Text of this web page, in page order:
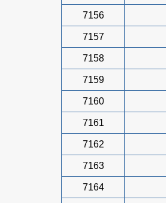
7156
7157
7158
7159
7160
7161
7162
7163
7164